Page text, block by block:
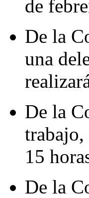
de
De la
una
De la
trabajo,
15
De la